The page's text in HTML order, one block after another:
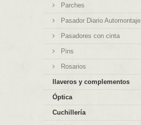
Parches
Pasador Diario Automontaje
Pasadores con cinta
Pins
Rosarios
llaveros y complementos
Óptica
Cuchillería